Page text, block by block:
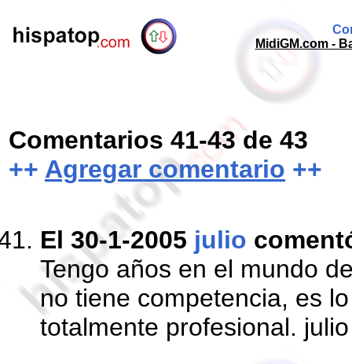
MidiGM.com -
Comentarios 41-43 de 43
++ Agregar comentario ++
El 30-1-2005 julio
Tengo años en el mundo
no tiene competencia, es
totalmente profesional.